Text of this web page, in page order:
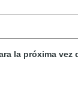
la próxima vez